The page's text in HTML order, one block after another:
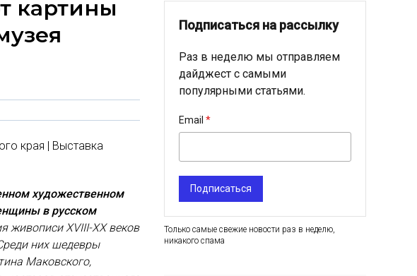
картины
края | Выставка
художественном
в русском
живописи XVIII-XX веков
них шедевры
Маковского,
Подписаться на рассылку
Раз в неделю мы отправляем
дайджест с самыми
популярными статьями.
Email
Подписаться
Только самые свежие новости раз в неделю,
никакого спама